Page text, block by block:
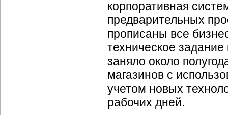
корпоративная
предварительных
прописаны все
техническое
заняло около
магазинов с
учетом новых
рабочих дней.